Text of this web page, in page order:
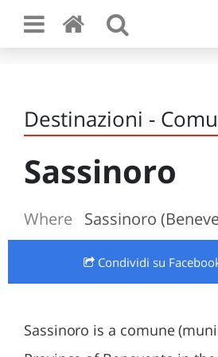
Destinazioni -
Sassinoro
Where Sassinoro
Condividi su
Sassinoro is a comune